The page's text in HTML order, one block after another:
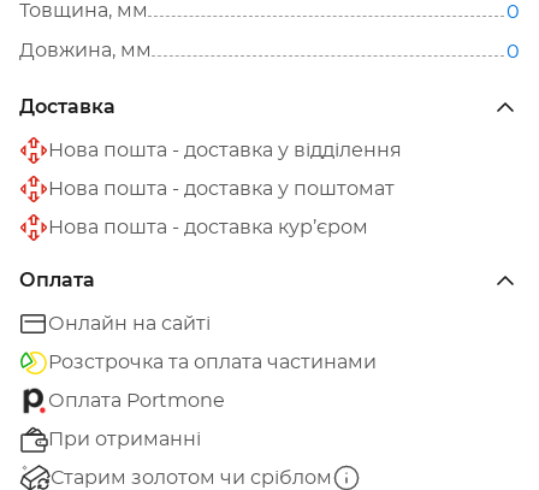
Товщина, мм
0
Довжина, мм
0
Доставка
Нова пошта - доставка у відділення
Нова пошта - доставка у поштомат
Нова пошта - доставка кур’єром
Оплата
Онлайн на сайті
Розстрочка та оплата частинами
Оплата Portmone
При отриманні
Старим золотом чи сріблом